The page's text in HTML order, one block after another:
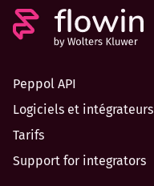
Peppol API
Logiciels et intégrateurs
Tarifs
Support for integrators